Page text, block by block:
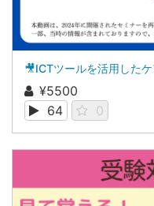
¥5500
64
0